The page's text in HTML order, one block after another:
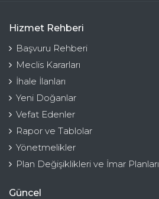
Hizmet Rehberi
Başvuru Rehberi
Meclis Kararları
İhale İlanları
Yeni Doğanlar
Vefat Edenler
Rapor ve Tablolar
Yönetmelikler
Plan Değişiklikleri ve İmar Planları
Güncel